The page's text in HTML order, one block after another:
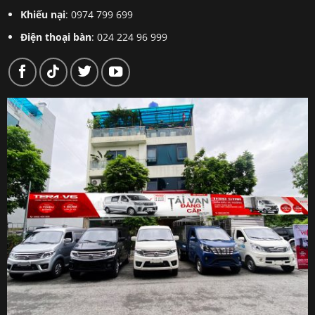
Khiếu nại: 0974 799 699
Điện thoại bàn: 024 224 96 999